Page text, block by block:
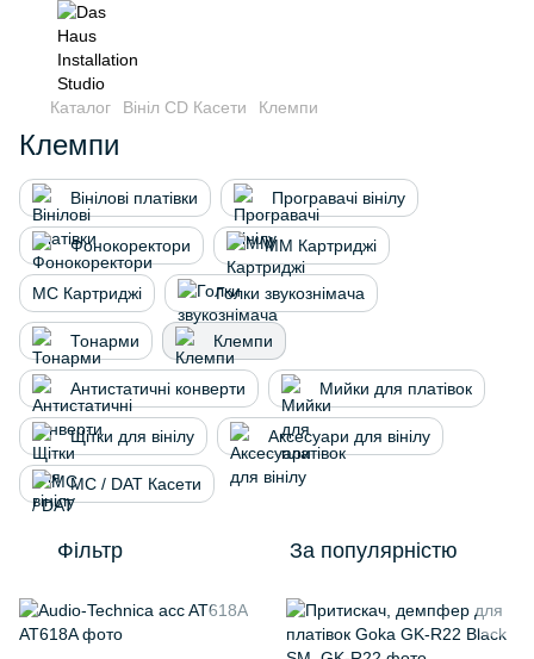
Каталог Вініл CD Касети Клемпи
Клемпи
Вінілові платівки Програвачі вінілу
Фонокоректори MМ Картриджі
MС Картриджі Голки звукознімача
Тонарми Клемпи
Антистатичні конверти Мийки для платівок
Щітки для вінілу Аксесуари для вінілу
MC / DAT Касети
Фільтр За популярністю